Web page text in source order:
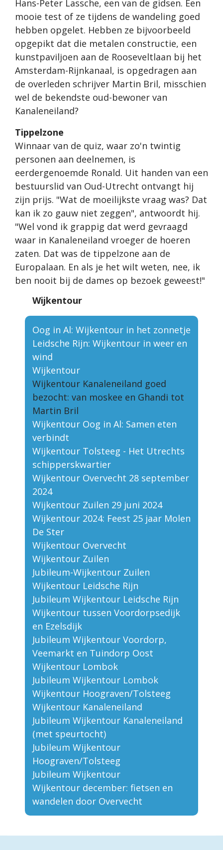
Hans-Peter Lassche, een van de gidsen. Een
mooie test of ze tijdens de wandeling goed
hebben opgelet. Hebben ze bijvoorbeeld
opgepikt dat die metalen constructie, een
kunstpaviljoen aan de Rooseveltlaan bij het
Amsterdam-Rijnkanaal, is opgedragen aan
de overleden schrijver Martin Bril, misschien
wel de bekendste oud-bewoner van
Kanaleneiland?
Tippelzone
Winnaar van de quiz, waar zo'n twintig
personen aan deelnemen, is
eerdergenoemde Ronald. Uit handen van een
bestuurslid van Oud-Utrecht ontvangt hij
zijn prijs. "Wat de moeilijkste vraag was? Dat
kan ik zo gauw niet zeggen", antwoordt hij.
"Wel vond ik grappig dat werd gevraagd
waar in Kanaleneiland vroeger de hoeren
zaten. Dat was de tippelzone aan de
Europalaan. En als je het wilt weten, nee, ik
ben nooit bij de dames op bezoek geweest!"
Wijkentour
Oog in Al: Wijkentour in het zonnetje
Leidsche Rijn: Wijkentour in weer en
wind
Wijkentour
Wijkentour Kanaleneiland goed
bezocht: van moskee en Ghandi tot
Martin Bril
Wijkentour Oog in Al: Samen eten
verbindt
Wijkentour Tolsteeg - Het Utrechts
schipperskwartier
Wijkentour Overvecht 28 september
2024
Wijkentour Zuilen 29 juni 2024
Wijkentour 2024: Feest 25 jaar Molen
De Ster
Wijkentour Overvecht
Wijkentour Zuilen
Jubileum-Wijkentour Zuilen
Wijkentour Leidsche Rijn
Jubileum Wijkentour Leidsche Rijn
Wijkentour tussen Voordorpsedijk
en Ezelsdijk
Jubileum Wijkentour Voordorp,
Veemarkt en Tuindorp Oost
Wijkentour Lombok
Jubileum Wijkentour Lombok
Wijkentour Hoograven/Tolsteeg
Wijkentour Kanaleneiland
Jubileum Wijkentour Kanaleneiland
(met speurtocht)
Jubileum Wijkentour
Hoograven/Tolsteeg
Jubileum Wijkentour
Wijkentour december: fietsen en
wandelen door Overvecht